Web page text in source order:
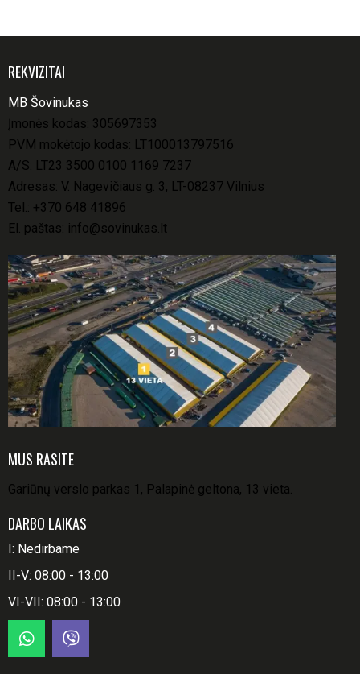
REKVIZITAI
MB Šovinukas
Įmonės kodas: 305697353
PVM mokėtojo kodas: LT100013797516
A/S: LT23 3500 0100 1169 7237
Adresas: V. Nagevičiaus g. 3, LT-08237 Vilnius
Tel.: +370 648 41896
El. paštas: info@sovinukas.lt
MUS RASITE
Gariūnų verslo parkas 1, Palapinė geltona, 13 vieta.
DARBO LAIKAS
I: Nedirbame
II-V: 08:00 - 13:00
VI-VII: 08:00 - 13:00